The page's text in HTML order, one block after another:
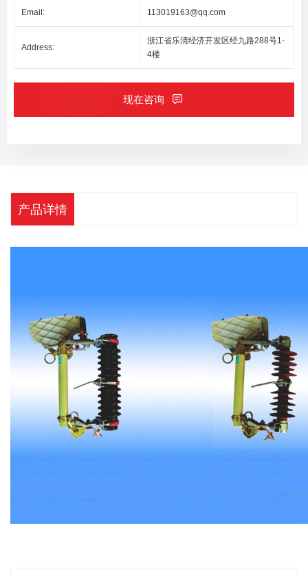
Email: 113019163@qq.com
Address:
浙江省乐清经济开发区经九路288号1-
4楼
现在咨询
产品详情